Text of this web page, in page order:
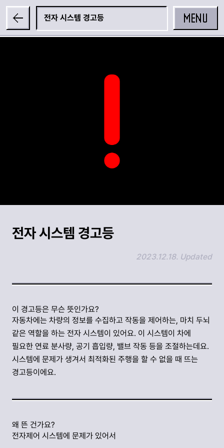
MENU
전자 시스템 경고등
전자 시스템 경고등
2023.12.18. Updated
이 경고등은 무슨 뜻인가요?
자동차에는 차량의 정보를 수집하고 작동을 제어하는, 마치 두뇌
같은 역할을 하는 전자 시스템이 있어요. 이 시스템이 차에
필요한 연료 분사량, 공기 흡입량, 밸브 작동 등을 조절하는데요.
시스템에 문제가 생겨서 최적화된 주행을 할 수 없을 때 뜨는
경고등이에요.
왜 뜬 건가요?
전자제어 시스템에 문제가 있어서
링크 복사하기